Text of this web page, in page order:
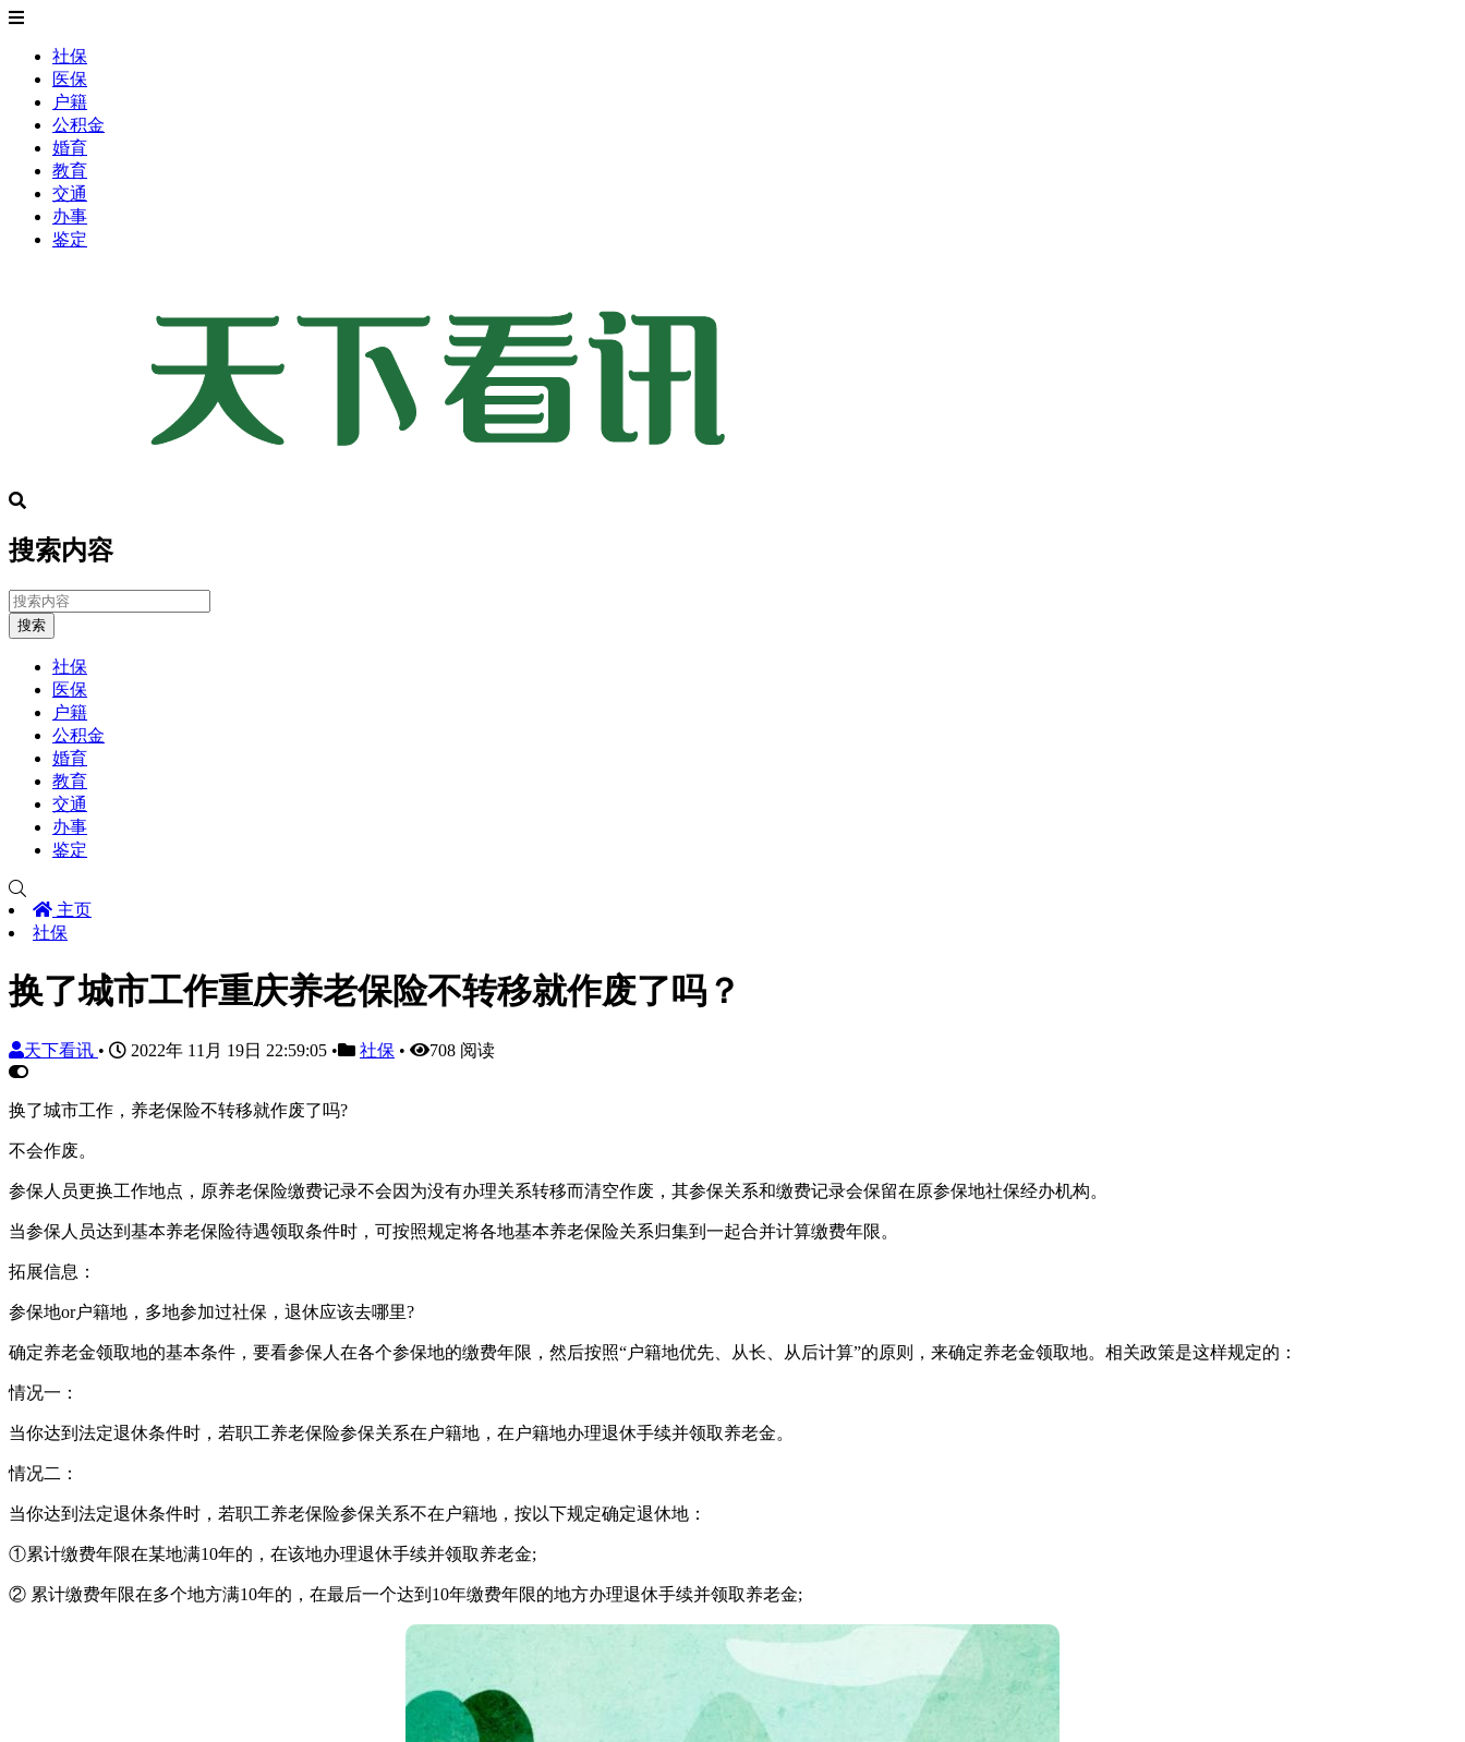
社保
医保
户籍
公积金
婚育
教育
交通
办事
鉴定
搜索内容
搜索
社保
医保
户籍
公积金
婚育
教育
交通
办事
鉴定
主页
社保
换了城市工作重庆养老保险不转移就作废了吗？
天下看讯 • 2022年 11月 19日 22:59:05 • 社保 • 708 阅读
换了城市工作，养老保险不转移就作废了吗?
不会作废。
参保人员更换工作地点，原养老保险缴费记录不会因为没有办理关系转移而清空作废，其参保关系和缴费记录会保留在原参保地社保经办机构。
当参保人员达到基本养老保险待遇领取条件时，可按照规定将各地基本养老保险关系归集到一起合并计算缴费年限。
拓展信息：
参保地or户籍地，多地参加过社保，退休应该去哪里?
确定养老金领取地的基本条件，要看参保人在各个参保地的缴费年限，然后按照“户籍地优先、从长、从后计算”的原则，来确定养老金领取地。相关政策是这样规定的：
情况一：
当你达到法定退休条件时，若职工养老保险参保关系在户籍地，在户籍地办理退休手续并领取养老金。
情况二：
当你达到法定退休条件时，若职工养老保险参保关系不在户籍地，按以下规定确定退休地：
①累计缴费年限在某地满10年的，在该地办理退休手续并领取养老金;
② 累计缴费年限在多个地方满10年的，在最后一个达到10年缴费年限的地方办理退休手续并领取养老金;